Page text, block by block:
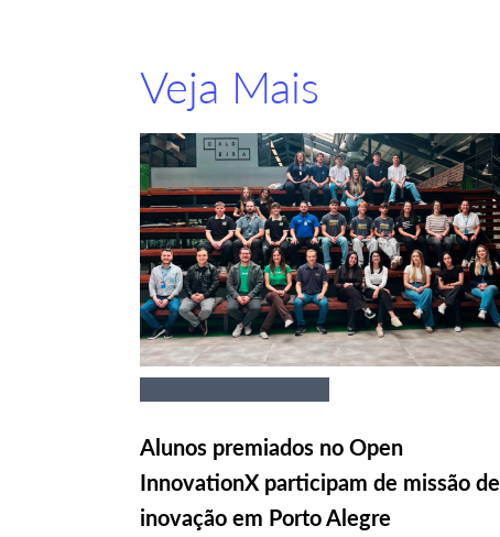
Veja Mais
Alunos premiados no Open
InnovationX participam de missão de
inovação em Porto Alegre